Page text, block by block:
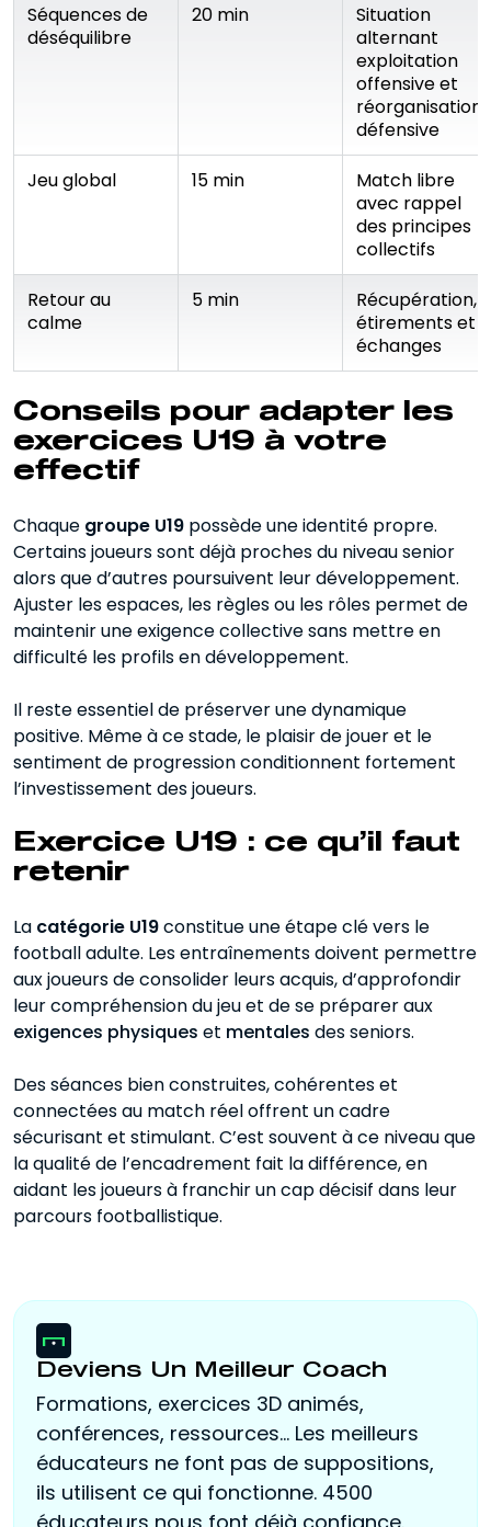
Séquences de
déséquilibre
20 min
Situation
alternant
exploitation
offensive et
réorganisation
défensive
Jeu global
15 min
Match libre
avec rappel
des principes
collectifs
Retour au
calme
5 min
Récupération,
étirements et
échanges
Conseils pour adapter les
exercices U19 à votre
effectif
Chaque groupe U19 possède une identité propre.
Certains joueurs sont déjà proches du niveau senior
alors que d’autres poursuivent leur développement.
Ajuster les espaces, les règles ou les rôles permet de
maintenir une exigence collective sans mettre en
difficulté les profils en développement.
Il reste essentiel de préserver une dynamique
positive. Même à ce stade, le plaisir de jouer et le
sentiment de progression conditionnent fortement
l’investissement des joueurs.
Exercice U19 : ce qu’il faut
retenir
La catégorie U19constitue une étape clé vers le
football adulte. Les entraînements doivent permettre
aux joueurs de consolider leurs acquis, d’approfondir
leur compréhension du jeu et de se préparer aux
exigences physiques et mentales des seniors.
Des séances bien construites, cohérentes et
connectées au match réel offrent un cadre
sécurisant et stimulant. C’est souvent à ce niveau que
la qualité de l’encadrement fait la différence, en
aidant les joueurs à franchir un cap décisif dans leur
parcours footballistique.
Deviens Un Meilleur Coach
Formations, exercices 3D animés,
conférences, ressources... Les meilleurs
éducateurs ne font pas de suppositions,
ils utilisent ce qui fonctionne. 4500